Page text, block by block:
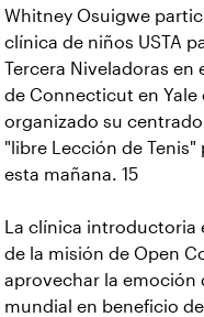
Whitney Osuigwe
clínica de niños USTA
Tercera Niveladoras en
de Connecticut en
organizado su
"libre Lección de Tenis"
esta mañana. 15
La clínica
de la misión de Open
aprovechar la emoción
mundial en beneficio